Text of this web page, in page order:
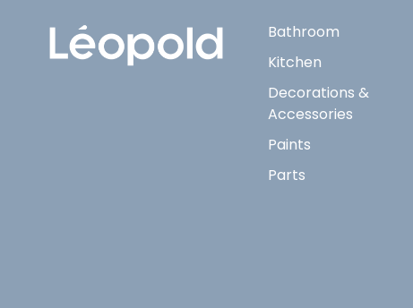
Bathroom
Kitchen
Decorations &
Accessories
Paints
Parts